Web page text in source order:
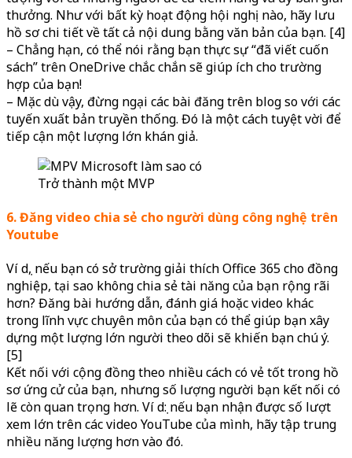
thưởng. Như với bất kỳ hoạt động hội nghị nào, hãy lưu
hồ sơ chi tiết về tất cả nội dung bằng văn bản của bạn. [4]
– Chẳng hạn, có thể nói rằng bạn thực sự “đã viết cuốn
sách” trên OneDrive chắc chắn sẽ giúp ích cho trường
hợp của bạn!
– Mặc dù vậy, đừng ngại các bài đăng trên blog so với các
tuyến xuất bản truyền thống. Đó là một cách tuyệt vời để
tiếp cận một lượng lớn khán giả.
Trở thành một MVP
6. Đăng video chia sẻ cho người dùng công nghệ trên
Youtube
Ví dụ, nếu bạn có sở trường giải thích Office 365 cho đồng
nghiệp, tại sao không chia sẻ tài năng của bạn rộng rãi
hơn? Đăng bài hướng dẫn, đánh giá hoặc video khác
trong lĩnh vực chuyên môn của bạn có thể giúp bạn xây
dựng một lượng lớn người theo dõi sẽ khiến bạn chú ý.
[5]
Kết nối với cộng đồng theo nhiều cách có vẻ tốt trong hồ
sơ ứng cử của bạn, nhưng số lượng người bạn kết nối có
lẽ còn quan trọng hơn. Ví dụ: nếu bạn nhận được số lượt
xem lớn trên các video YouTube của mình, hãy tập trung
nhiều năng lượng hơn vào đó.